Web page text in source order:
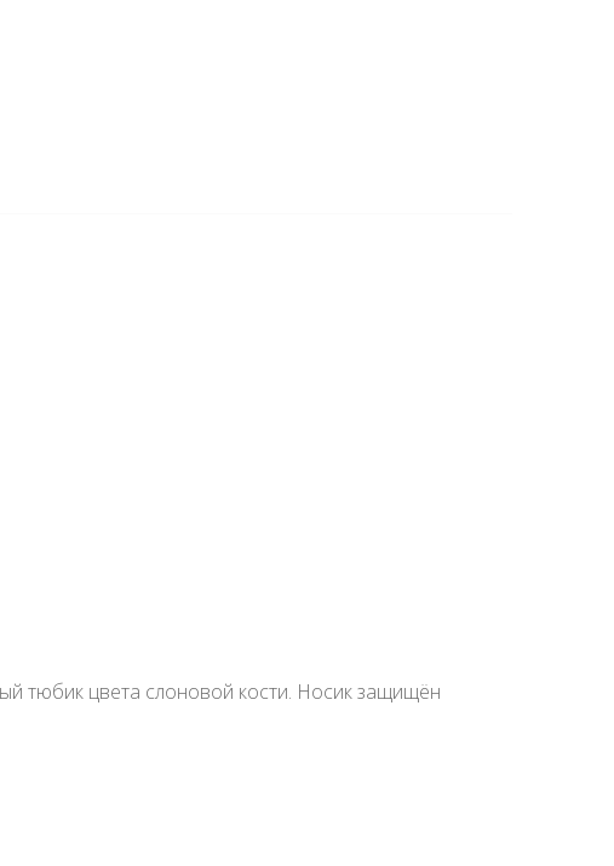
тюбик цвета слоновой кости. Носик защищён